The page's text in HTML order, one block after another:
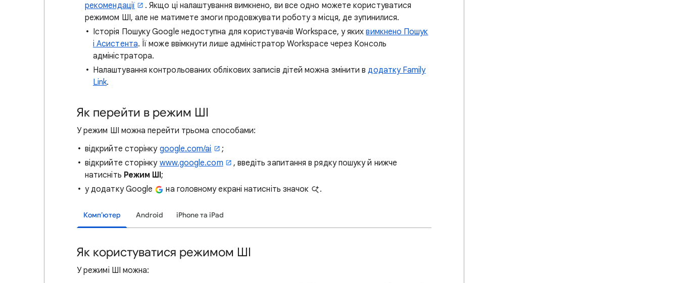
рекомендації
. Якщо ці налаштування вимкнено, ви все одно можете користуватися
режимом ШІ, але не матимете змоги продовжувати роботу з місця, де зупинилися.
Історія Пошуку Google недоступна для користувачів Workspace, у якихвимкнено Пошук
і Асистента. Її може ввімкнути лише адміністратор Workspace через Консоль
адміністратора.
Налаштування контрольованих облікових записів дітей можна змінити вдодатку Family
Link.
Як перейти в режим ШІ
У режим ШІ можна перейти трьома способами:
відкрийте сторінку google.com/ai
;
відкрийте сторінку www.google.com
, введіть запитання в рядку пошуку й нижче
натисніть Режим ШІ;
у додатку Google
на головному екрані натисніть значок .
Комп’ютер Android iPhone та iPad
Як користуватися режимом ШІ
У режимі ШІ можна: